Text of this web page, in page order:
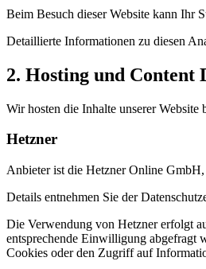
Beim Besuch dieser Website kann Ihr
Detaillierte Informationen zu diesen
2. Hosting und Content
Wir hosten die Inhalte unserer Website
Hetzner
Anbieter ist die Hetzner Online
Details entnehmen Sie der
Die Verwendung von Hetzner erfolgt
entsprechende Einwilligung
Cookies oder den Zugriff auf